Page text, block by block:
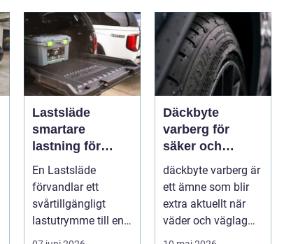
Lastsläde
smartare
lastning för
pickup, skåpbil
och personbil
En Lastsläde
förvandlar ett
svårtillgängligt
lastutrymme till en
lättjobbad yta.
Däckbyte
varberg för
säker och
smidig körning
Året runt
däckbyte varberg är
ett ämne som blir
extra aktuellt när
väder och väglag
skiftar mellan